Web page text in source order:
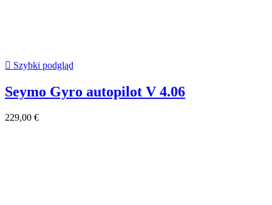
 Szybki podgląd
Seymo Gyro autopilot V 4.06
229,00 €